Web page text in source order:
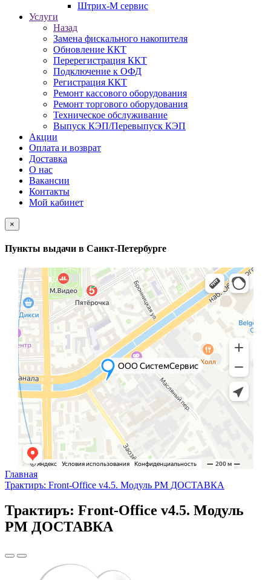
Штрих-М сервис
Услуги
Назад
Замена фискального накопителя
Обновление ККТ
Перерегистрация ККТ
Подключение к ОФД
Регистрация ККТ
Ремонт кассового оборудования
Ремонт торгового оборудования
Техническое обслуживание
Выпуск КЭП/Перевыпуск КЭП
Акции
Оплата и возврат
Доставка
О нас
Вакансии
Контакты
Мой кабинет
×
Пункты выдачи в Санкт-Петербурге
Главная
Трактиръ: Front-Office v4.5. Модуль РМ ДОСТАВКА
Трактиръ: Front-Office v4.5. Модуль
РМ ДОСТАВКА